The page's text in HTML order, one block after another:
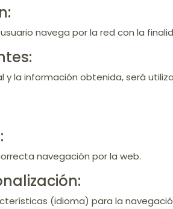
navega por la red con la
y la información obtenida, será
navegación por la web.
(idioma) para la